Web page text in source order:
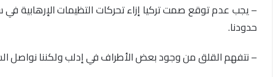
– يجب عدم توقع صمت تركيا إزاء تحركات التظيمات الإرهابية
حدودنا.
– نتفهم القلق من وجود بعض الأطراف في إدلب ولكننا نواصل